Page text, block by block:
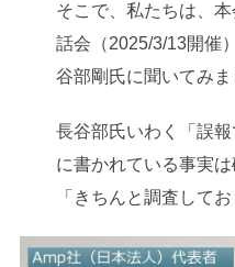
そこで、私たちは、
話会（2025/3/13開催
谷部剛氏に聞いてみま
長谷部氏いわく「誤
に書かれている事実は
「きちんと調査して